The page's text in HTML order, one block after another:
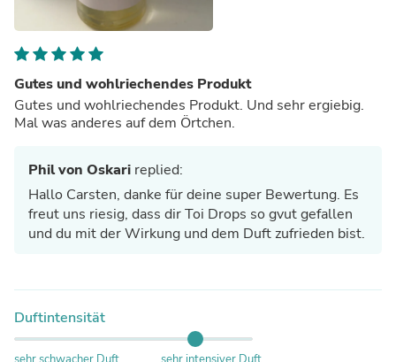
Gutes und wohlriechendes Produkt
Gutes und wohlriechendes Produkt. Und sehr ergiebig.
Mal was anderes auf dem Örtchen.
Phil von Oskari replied:
Hallo Carsten, danke für deine super Bewertung. Es
freut uns riesig, dass dir Toi Drops so gvut gefallen
und du mit der Wirkung und dem Duft zufrieden bist.
Duftintensität